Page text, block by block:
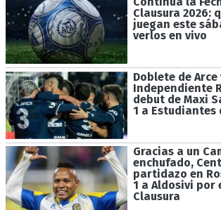
Clausura 2026:
juegan este
verlos en vivo
Doblete de
Independiente
debut de Maxi
1 a Estudiantes
Gracias a un
enchufado,
partidazo en
1 a Aldosivi por
Clausura